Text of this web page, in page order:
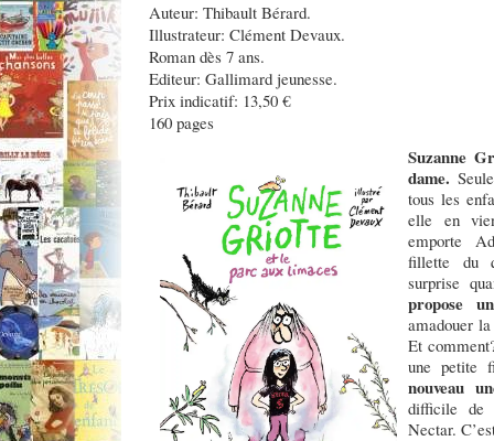
Auteur: Thibault Bérard.
Illustrateur: Clément Devaux.
Roman dès 7 ans.
Editeur: Gallimard jeunesse.
Prix indicatif: 13,50 €
160 pages
Suzanne
dame.
tous les
elle en
emporte
fillette du
surprise
propose
amadouer
Et
une petite
nouveau
difficile de
Nectar.